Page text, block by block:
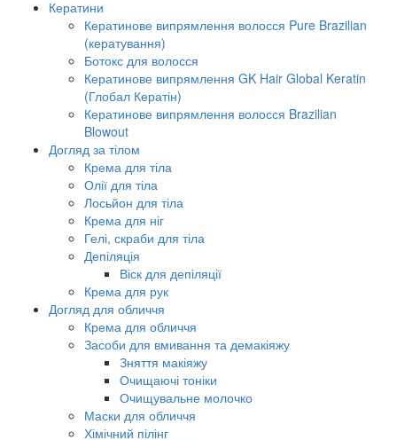
Кератини
Кератинове випрямлення волосся Pure Brazilian
(кератування)
Ботокс для волосся
Кератинове випрямлення GK Hair Global Keratin
(Глобал Кератін)
Кератинове випрямлення волосся Brazilian
Blowout
Догляд за тілом
Крема для тіла
Олії для тіла
Лосьйон для тіла
Крема для ніг
Гелі, скраби для тіла
Депіляція
Віск для депіляції
Крема для рук
Догляд для обличчя
Крема для обличчя
Засоби для вмивання та демакіяжу
Зняття макіяжу
Очищаючі тоніки
Очищувальне молочко
Маски для обличчя
Хімічний пілінг